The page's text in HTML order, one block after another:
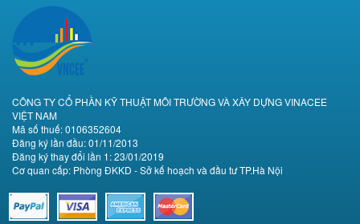
CÔNG TY CỔ PHẦN KỸ THUẬT MÔI TRƯỜNG VÀ XÂY DỰNG VINACEE
VIỆT NAM
Mã số thuế: 0106352604
Đăng ký lần đầu: 01/11/2013
Đăng ký thay đổi lần 1: 23/01/2019
Cơ quan cấp: Phòng ĐKKD - Sở kế hoạch và đầu tư TP.Hà Nội